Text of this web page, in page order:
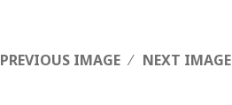
PREVIOUS IMAGE NEXT IMAGE